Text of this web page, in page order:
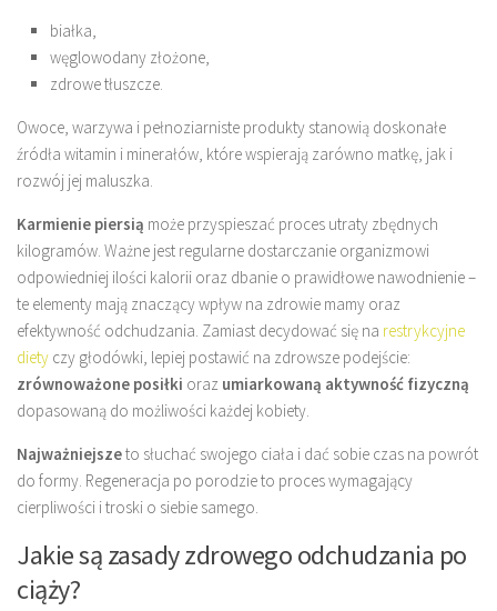
białka,
węglowodany złożone,
zdrowe tłuszcze.
Owoce, warzywa i pełnoziarniste produkty stanowią doskonałe
źródła witamin i minerałów, które wspierają zarówno matkę, jak i
rozwój jej maluszka.
Karmienie piersią może przyspieszać proces utraty zbędnych
kilogramów. Ważne jest regularne dostarczanie organizmowi
odpowiedniej ilości kalorii oraz dbanie o prawidłowe nawodnienie –
te elementy mają znaczący wpływ na zdrowie mamy oraz
efektywność odchudzania. Zamiast decydować się na restrykcyjne
diety czy głodówki, lepiej postawić na zdrowsze podejście:
zrównoważone posiłki oraz umiarkowaną aktywność fizyczną
dopasowaną do możliwości każdej kobiety.
Najważniejszeto słuchać swojego ciała i dać sobie czas na powrót
do formy. Regeneracja po porodzie to proces wymagający
cierpliwości i troski o siebie samego.
Jakie są zasady zdrowego odchudzania po
ciąży?